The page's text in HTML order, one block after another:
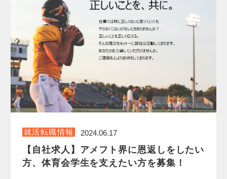
就活転職情報 2024.06.17
【自社求人】アメフト界に恩返しをしたい
方、体育会学生を支えたい方を募集！